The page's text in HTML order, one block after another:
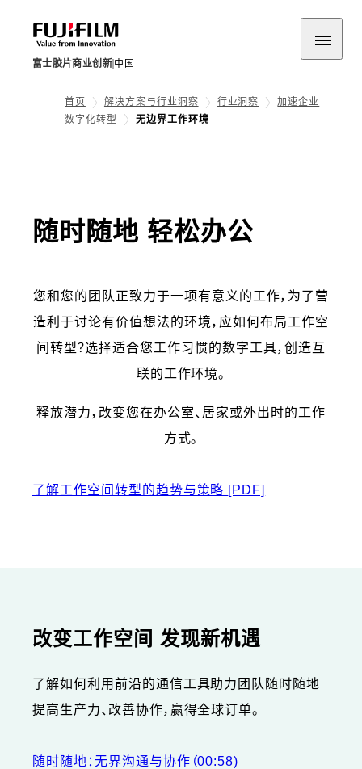
富士胶片商业创新 中国
首页 解决方案与行业洞察 行业洞察
加速企业
数字化转型
无边界工作环境
随时随地 轻松办公
您和您的团队正致力于一项有意义的工作，为了营
造利于讨论有价值想法的环境，应如何布局工作空
间转型？选择适合您工作习惯的数字工具，创造互
联的工作环境。
释放潜力，改变您在办公室、居家或外出时的工作
方式。
了解工作空间转型的趋势与策略 [PDF]
改变工作空间 发现新机遇
了解如何利用前沿的通信工具助力团队随时随地
提高生产力、改善协作，赢得全球订单。
随时随地：无界沟通与协作（00:58)